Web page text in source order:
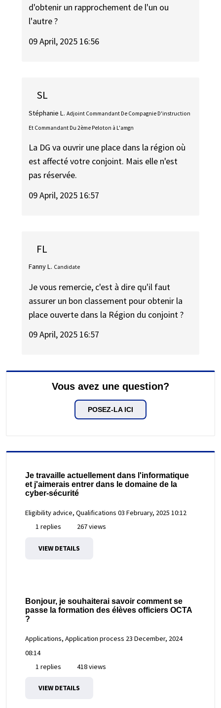
d'obtenir un rapprochement de l'un ou
l'autre ?
09 April, 2025 16:56
SL
Stéphanie L. Adjoint Commandant De Compagnie D'instruction
Et Commandant Du 2ème Peloton à L'amgn
La DG va ouvrir une place dans la région où
est affecté votre conjoint. Mais elle n'est
pas réservée.
09 April, 2025 16:57
FL
Fanny L. Candidate
Je vous remercie, c'est à dire qu'il faut
assurer un bon classement pour obtenir la
place ouverte dans la Région du conjoint ?
09 April, 2025 16:57
Vous avez une question?
POSEZ-LA ICI
Je travaille actuellement dans l'informatique
et j'aimerais entrer dans le domaine de la
cyber-sécurité
Eligibility advice, Qualifications 03 February, 2025 10:12
1 replies
267 views
VIEW DETAILS
Bonjour, je souhaiterai savoir comment se
passe la formation des élèves officiers OCTA
?
Applications, Application process 23 December, 2024
08:14
1 replies
418 views
VIEW DETAILS